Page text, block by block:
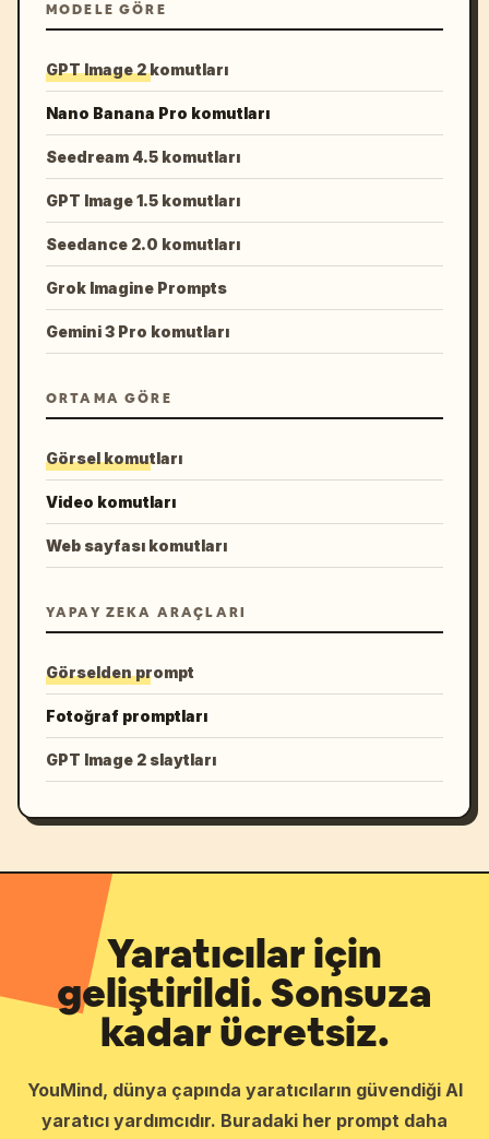
MODELE GÖRE
GPT Image 2 komutları
Nano Banana Pro komutları
Seedream 4.5 komutları
GPT Image 1.5 komutları
Seedance 2.0 komutları
Grok Imagine Prompts
Gemini 3 Pro komutları
ORTAMA GÖRE
Görsel komutları
Video komutları
Web sayfası komutları
YAPAY ZEKA ARAÇLARI
Görselden prompt
Fotoğraf promptları
GPT Image 2 slaytları
Yaratıcılar için
geliştirildi. Sonsuza
kadar ücretsiz.
YouMind, dünya çapında yaratıcıların güvendiği AI
yaratıcı yardımcıdır. Buradaki her prompt daha